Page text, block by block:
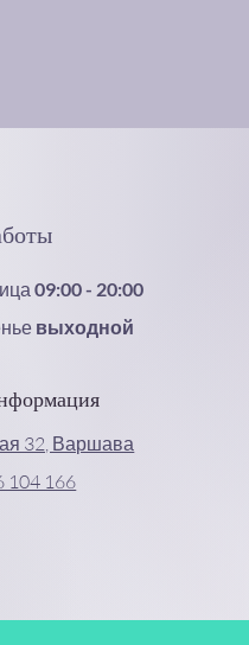
09:00 - 20:00
выходной
32, Варшава
104 166